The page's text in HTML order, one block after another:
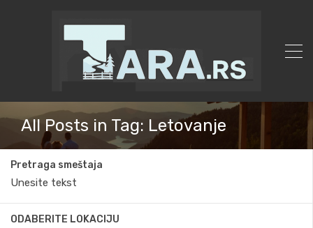
All Posts in Tag: Letovanje
Pretraga smeštaja
ODABERITE LOKACIJU